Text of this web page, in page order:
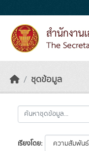
ชุดข้อมูล
เรียงโดย